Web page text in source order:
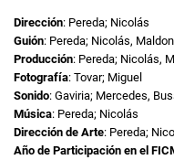
Dirección: Pereda; Nicolás
Guión: Pereda; Nicolás,
Producción: Pereda; Nicolás,
Fotografía: Tovar; Miguel
Sonido: Gaviria; Mercedes,
Música: Pereda; Nicolás
Dirección de Arte: Pereda;
Año de Participación en el